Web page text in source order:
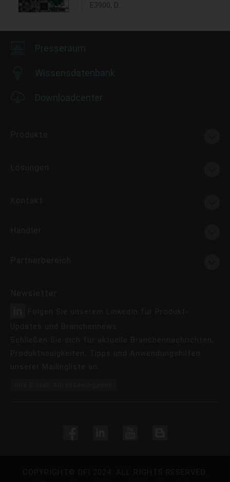
E3900, D...
Presseraum
Wissensdatenbank
Downloadcenter